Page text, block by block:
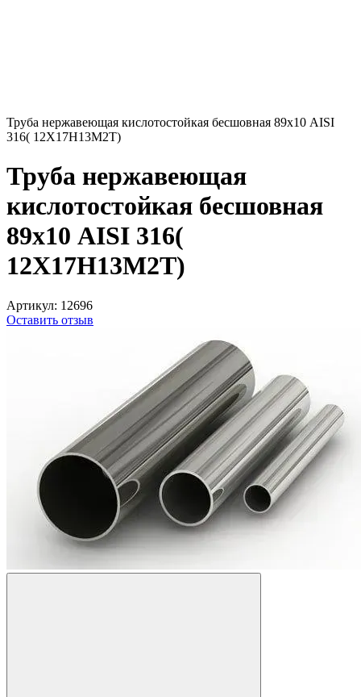
Труба нержавеющая кислотостойкая бесшовная 89х10 AISI
316( 12Х17Н13М2Т)
Труба нержавеющая
кислотостойкая бесшовная
89х10 AISI 316(
12Х17Н13М2Т)
Артикул: 12696
Оставить отзыв